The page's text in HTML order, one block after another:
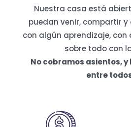
Nuestra casa está
puedan venir, compartir
con algún aprendizaje, con
sobre todo con
No cobramos asientos,
entre